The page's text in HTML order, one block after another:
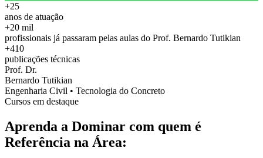
+25
anos de atuação
+20 mil
profissionais já passaram pelas aulas do Prof. Bernardo Tutikian
+410
publicações técnicas
Prof. Dr.
Bernardo Tutikian
Engenharia Civil • Tecnologia do Concreto
Cursos em destaque
Aprenda a Dominar com quem é
Referência na Área: